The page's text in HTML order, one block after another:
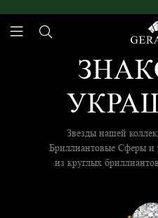
Звезды нашей
Бриллиантовые Сферы и
из круглых